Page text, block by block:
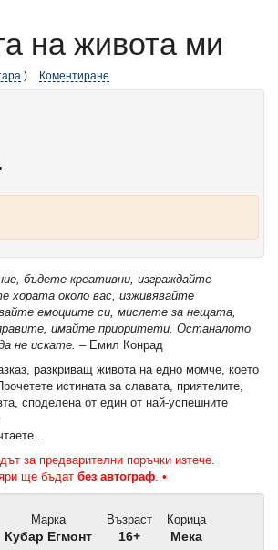
на живота ми
Коментиране
бъдете креативни, изграждайте
хората около вас, изживявайте
емоциите си, мислете за нещата,
имайте приоритети. Останалото
не искате. – Емил Конрад
разкриващ живота на едно момче, което
истината за славата, приятелите,
споделена от един от най-успешните
за предварителни поръчки изтече.
ще бъдат без автограф. •
Марка
Кубар Егмонт
Възраст
16+
Корица
Мека